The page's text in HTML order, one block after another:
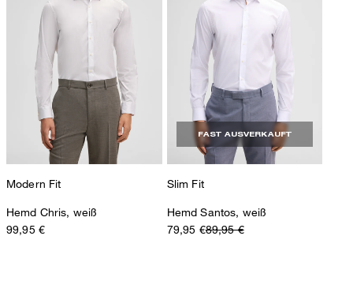
Modern Fit
Hemd Chris, weiß
99,95 €
FAST AUSVERKAUFT
Slim Fit
Hemd Santos, weiß
79,95 €89,95 €